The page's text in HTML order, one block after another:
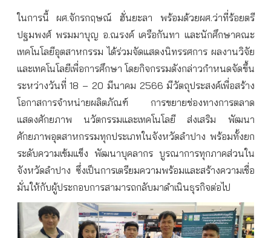
ในการนี้ ผศ.จักรกฤษณ์ ฮั่นยะลา พร้อมด้วยผศ.ว่าที่ร้อยตรี
ปฐมพงศ์ พรมมาบุญ อ.ณรงค์ เครือกันทา และนักศึกษาคณะ
เทคโนโลยีอุตสาหกรรม ได้ร่วมจัดแสดงนิทรรศการ ผลงานวิจัย
และเทคโนโลยีเพื่อการศึกษา โดยกิจกรรมดังกล่าวกำหนดจัดขึ้น
ระหว่างวันที่ 18 – 20 มีนาคม 2566 มีวัตถุประสงค์เพื่อสร้าง
โอกาสการจำหน่ายผลิตภัณฑ์ การขยายช่องทางการตลาด
แสดงศักยภาพ นวัตกรรมและเทคโนโลยี ส่งเสริม พัฒนา
ศักยภาพอุตสาหกรรมทุกประเภทในจังหวัดลำปาง พร้อมทั้งยก
ระดับความเข้มแข็ง พัฒนาบุคลากร บูรณาการทุกภาคส่วนใน
จังหวัดลำปาง ซึ่งเป็นการเตรียมความพร้อมและสร้างความเชื่อ
มั่นให้กับผู้ประกอบการสามารถกลับมาดำเนินธุรกิจต่อไป